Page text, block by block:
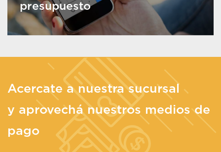
presupuesto
Acercate a nuestra sucursal
y aprovechá nuestros medios de
pago